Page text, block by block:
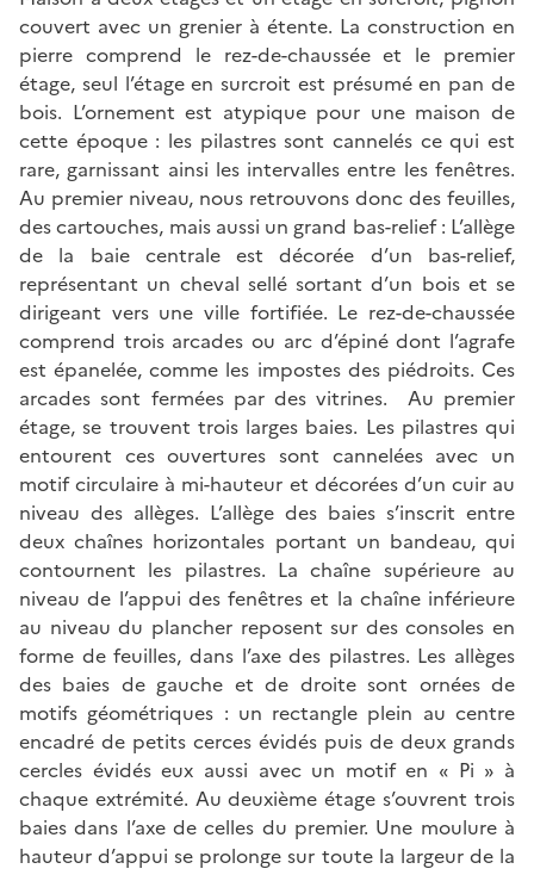
couvert avec un grenier à étente. La construction en
pierre comprend le rez-de-chaussée et le premier
étage, seul l’étage en surcroit est présumé en pan de
bois. L’ornement est atypique pour une maison de
cette époque : les pilastres sont cannelés ce qui est
rare, garnissant ainsi les intervalles entre les fenêtres.
Au premier niveau, nous retrouvons donc des feuilles,
des cartouches, mais aussi un grand bas-relief : L’allège
de la baie centrale est décorée d’un bas-relief,
représentant un cheval sellé sortant d’un bois et se
dirigeant vers une ville fortifiée. Le rez-de-chaussée
comprend trois arcades ou arc d’épiné dont l’agrafe
est épanelée, comme les impostes des piédroits. Ces
arcades sont fermées par des vitrines. Au premier
étage, se trouvent trois larges baies. Les pilastres qui
entourent ces ouvertures sont cannelées avec un
motif circulaire à mi-hauteur et décorées d’un cuir au
niveau des allèges. L’allège des baies s’inscrit entre
deux chaînes horizontales portant un bandeau, qui
contournent les pilastres. La chaîne supérieure au
niveau de l’appui des fenêtres et la chaîne inférieure
au niveau du plancher reposent sur des consoles en
forme de feuilles, dans l’axe des pilastres. Les allèges
des baies de gauche et de droite sont ornées de
motifs géométriques : un rectangle plein au centre
encadré de petits cerces évidés puis de deux grands
cercles évidés eux aussi avec un motif en « Pi » à
chaque extrémité. Au deuxième étage s’ouvrent trois
baies dans l’axe de celles du premier. Une moulure à
hauteur d’appui se prolonge sur toute la largeur de la